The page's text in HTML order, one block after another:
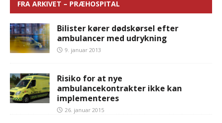
FRA ARKIVET – PRÆHOSPITAL
Bilister kører dødskørsel efter
ambulancer med udrykning
9. januar 2013
Risiko for at nye
ambulancekontrakter ikke kan
implementeres
26. januar 2015